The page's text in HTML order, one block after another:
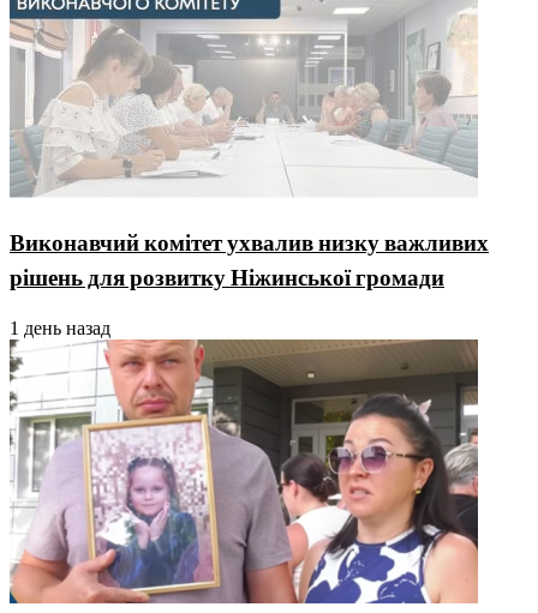
Виконавчий комітет ухвалив низку важливих
рішень для розвитку Ніжинської громади
1 день назад